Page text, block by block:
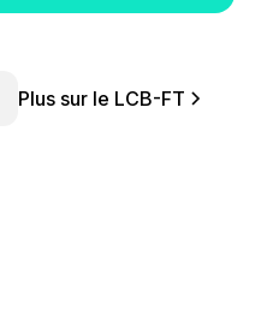
Plus sur le LCB-FT